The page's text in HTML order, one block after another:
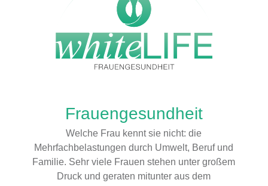
Frauengesundheit
Welche Frau kennt sie nicht: die
Mehrfachbelastungen durch Umwelt, Beruf und
Familie. Sehr viele Frauen stehen unter großem
Druck und geraten mitunter aus dem